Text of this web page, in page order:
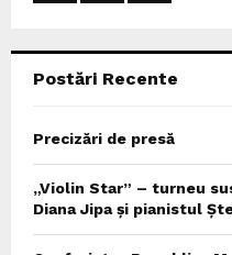
Postări Recente
Precizări de presă
„Violin Star” – turneu
Diana Jipa și pianistul